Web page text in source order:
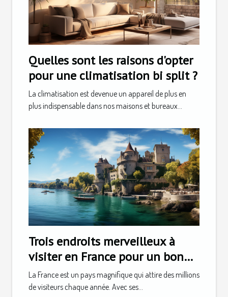
Quelles sont les raisons d'opter
pour une climatisation bi split ?
La climatisation est devenue un appareil de plus en
plus indispensable dans nos maisons et bureaux...
Trois endroits merveilleux à
visiter en France pour un bon
séjour
La France est un pays magnifique qui attire des millions
de visiteurs chaque année. Avec ses...